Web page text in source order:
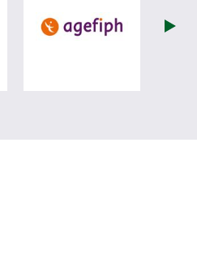
visiter les site de Ministère du travail
visiter les